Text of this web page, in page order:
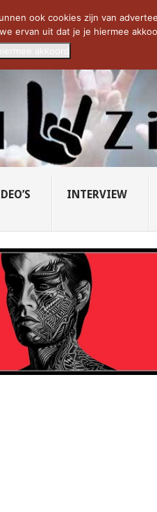
SAVATAGE KOMT TERUG IN 0...
INTERVIEW
ook cookies zijn van
ervan uit dat je je hiermee
akkoord